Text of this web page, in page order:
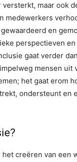
maar ook
medewerkers
en
perspectieven
gaat verder
mensen uit
het gaat erom
ondersteunt en
het creëren van een